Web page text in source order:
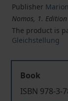
Publisher
Nomos, 1.
The product is
Gleichstellung
Book
ISBN 978-3-